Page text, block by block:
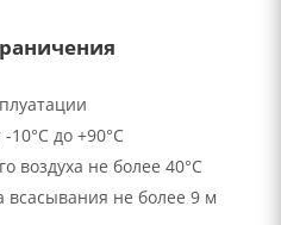
до +90°C
воздуха не более 40°C
не более 9 м